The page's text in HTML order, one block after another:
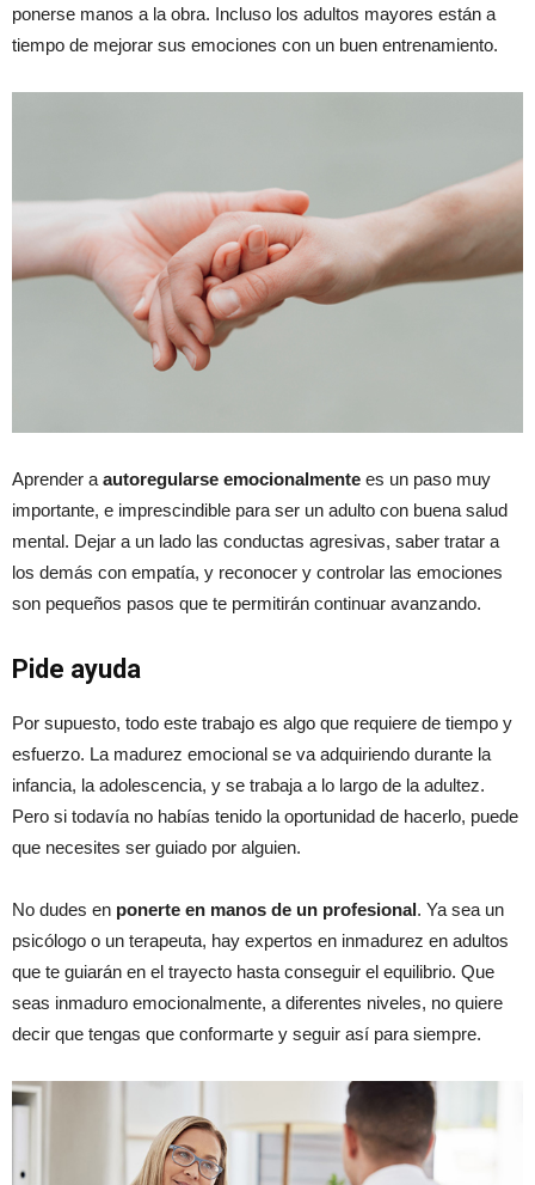
ponerse manos a la obra. Incluso los adultos mayores están a
tiempo de mejorar sus emociones con un buen entrenamiento.
Aprender aautoregularse emocionalmente es un paso muy
importante, e imprescindible para ser un adulto con buena salud
mental. Dejar a un lado las conductas agresivas, saber tratar a
los demás con empatía, y reconocer y controlar las emociones
son pequeños pasos que te permitirán continuar avanzando.
Pide ayuda
Por supuesto, todo este trabajo es algo que requiere de tiempo y
esfuerzo. La madurez emocional se va adquiriendo durante la
infancia, la adolescencia, y se trabaja a lo largo de la adultez.
Pero si todavía no habías tenido la oportunidad de hacerlo, puede
que necesites ser guiado por alguien.
No dudes en ponerte en manos de un profesional . Ya sea un
psicólogo o un terapeuta, hay expertos en inmadurez en adultos
que te guiarán en el trayecto hasta conseguir el equilibrio. Que
seas inmaduro emocionalmente, a diferentes niveles, no quiere
decir que tengas que conformarte y seguir así para siempre.